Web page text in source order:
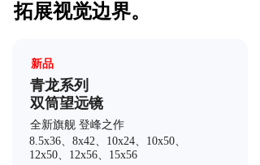
新品
青龙系列
双筒望远镜
全新旗舰 登峰之作
8.5x36、8x42、10x24、10x50、
12x50、12x56、15x56
拓展视觉边界。